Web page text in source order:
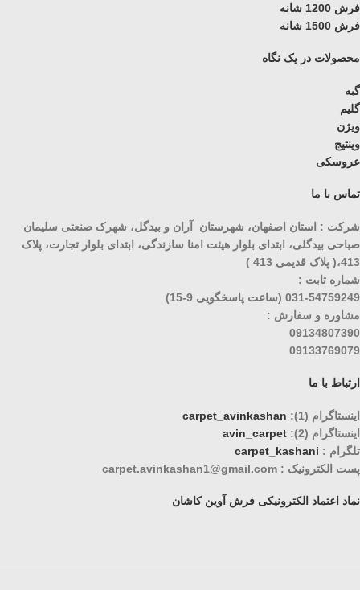
فرش 1200 شانه
فرش 1500 شانه
محصولات در یک نگاه
گبه
گلیم
ویژن
وینتیج
عروسکی
تماس با ما
شرکت : استان اصفهان، شهرستان آران و بیدگل، شهرک صنعتی سلیمان
صباحی بیدگلی، ابتدای بلوار هیئت امنا سازندگی، ابتدای بلوار تجارت، پلاک
413،( پلاک قدیمی 413 )
شماره ثابت :
031-54759249 (ساعت پاسخگویی 9-15)
مشاوره و سفارش :
09134807390
09133769079
ارتباط با ما
اینستاگرام (1):
carpet_avinkashan
اینستاگرام (2):
avin_carpet
تلگرام : carpet_kashani
پست الکترونیک : carpet.avinkashan1@gmail.com
نماد اعتماد الکترونیکی فرش آوین کاشان